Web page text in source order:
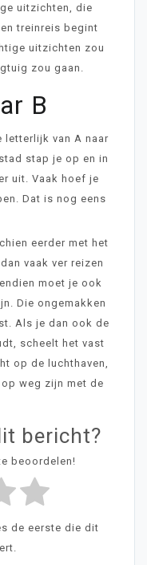
uitzichten, die
treinreis begint
uitzichten zou
zou gaan.
B
letterlijk van A naar
stap je op en in
uit. Vaak hoef je
Dat is nog eens
eerder met het
vaak ver reizen
moet je ook
Die ongemakken
Als je dan ook de
scheelt het vast
op de luchthaven,
weg zijn met de
bericht?
beoordelen!
de eerste die dit